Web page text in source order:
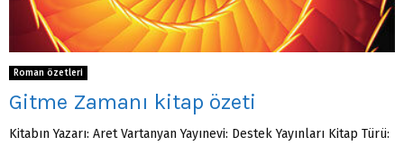
Roman özetleri
Gitme Zamanı kitap özeti
Kitabın Yazarı: Aret Vartanyan Yayınevi: Destek Yayınları Kitap Türü: